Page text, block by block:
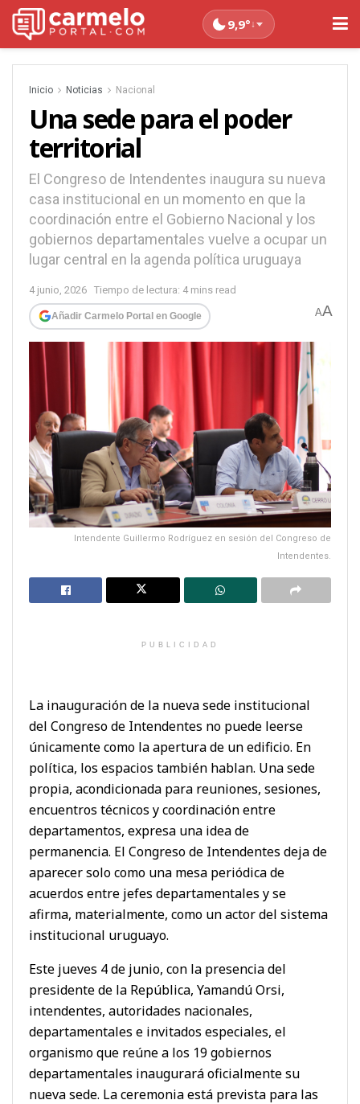
9,9°↓
Inicio Noticias Nacional
Una sede para el poder
territorial
El Congreso de Intendentes inaugura su nueva
casa institucional en un momento en que la
coordinación entre el Gobierno Nacional y los
gobiernos departamentales vuelve a ocupar un
lugar central en la agenda política uruguaya
4 junio, 2026 Tiempo de lectura: 4 mins read
Añadir Carmelo Portal en Google AA
Intendente Guillermo Rodríguez en sesión del Congreso de
Intendentes.
PUBLICIDAD
La inauguración de la nueva sede institucional
del Congreso de Intendentes no puede leerse
únicamente como la apertura de un edificio. En
política, los espacios también hablan. Una sede
propia, acondicionada para reuniones, sesiones,
encuentros técnicos y coordinación entre
departamentos, expresa una idea de
permanencia. El Congreso de Intendentes deja de
aparecer solo como una mesa periódica de
acuerdos entre jefes departamentales y se
afirma, materialmente, como un actor del sistema
institucional uruguayo.
Este jueves 4 de junio, con la presencia del
presidente de la República, Yamandú Orsi,
intendentes, autoridades nacionales,
departamentales e invitados especiales, el
organismo que reúne a los 19 gobiernos
departamentales inaugurará oficialmente su
nueva sede. La ceremonia está prevista para las